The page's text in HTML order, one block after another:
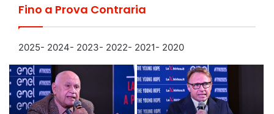
Fino a Prova Contraria
2025- 2024- 2023- 2022- 2021- 2020